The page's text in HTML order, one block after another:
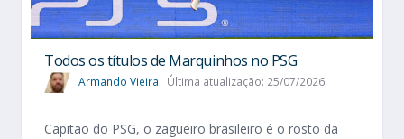
Todos os títulos de Marquinhos no PSG
Armando Vieira Última atualização: 25/07/2026
Capitão do PSG, o zagueiro brasileiro é o rosto da